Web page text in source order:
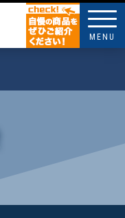
MENU